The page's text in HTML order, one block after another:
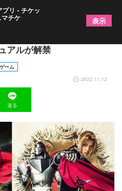
嶋秀斗、蒼木 陣、和田琢
アルが解禁
ーム
2022.11.12
送る
プリ - チケッ
マチケ 表示